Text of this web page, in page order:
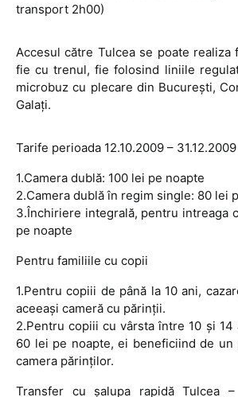
transport 2h00)
Accesul către Tulcea se poate realiza
fie cu trenul, fie folosind liniile
microbuz cu plecare din Bucureşti,
Galaţi.
Tarife perioada 12.10.2009 – 31.12.2009
1.Camera dublă: 100 lei pe noapte
2.Camera dublă în regim single: 80 lei
3.Închiriere integrală, pentru intreaga
pe noapte
Pentru familiile cu copii
1.Pentru copiii de până la 10 ani,
aceeaşi cameră cu părinţii.
2.Pentru copiii cu vârsta între 10 şi
60 lei pe noapte, ei beneficiind de un
camera părinţilor.
Transfer cu şalupa rapidă Tulcea